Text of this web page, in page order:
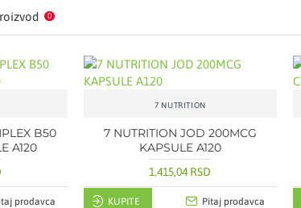
0
B50
A120
prodavca
7 NUTRITION
7 NUTRITION JOD 200MCG
KAPSULE A120
1.415,04 RSD
KUPITE Pitaj prodavca